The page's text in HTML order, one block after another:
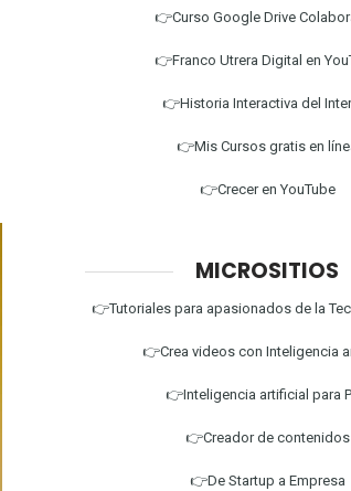
👉Curso Google Drive
👉Franco Utrera Digital en
👉Historia Interactiva del
👉Mis Cursos gratis en
👉Crecer en YouTube
MICROSITIOS
👉Tutoriales para apasionados de la
👉Crea videos con Inteligencia
👉Inteligencia artificial para
👉Creador de contenidos
👉De Startup a Empresa